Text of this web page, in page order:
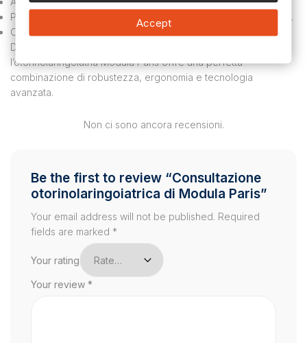
Procedure che richiedono aspirazione e illuminazione precisa.
Organizzazione e gestione dei dispositivi medici.
Dispositivo essenziale per gli operatori sanitari,
l’otorinolaringoiatria Modula Paris offre una perfetta
combinazione di robustezza, ergonomia e tecnologia
avanzata.
Non ci sono ancora recensioni.
Be the first to review “Consultazione
otorinolaringoiatrica di Modula Paris”
Your email address will not be published. Required
fields are marked *
Your rating
Your review *
Accept